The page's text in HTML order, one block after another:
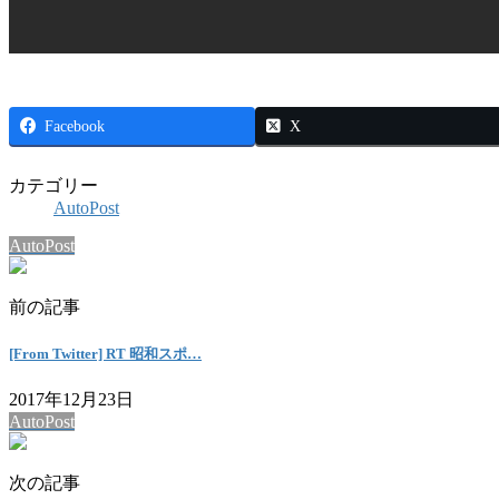
Facebook X
カテゴリー
AutoPost
AutoPost
前の記事
[From Twitter] RT 昭和スポ…
2017年12月23日
AutoPost
次の記事